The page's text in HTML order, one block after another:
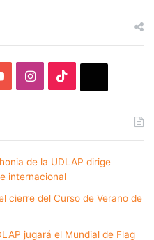
YouTubeInstagram
de la UDLAP dirige
internacional
cierre del Curso de Verano de
jugará el Mundial de Flag